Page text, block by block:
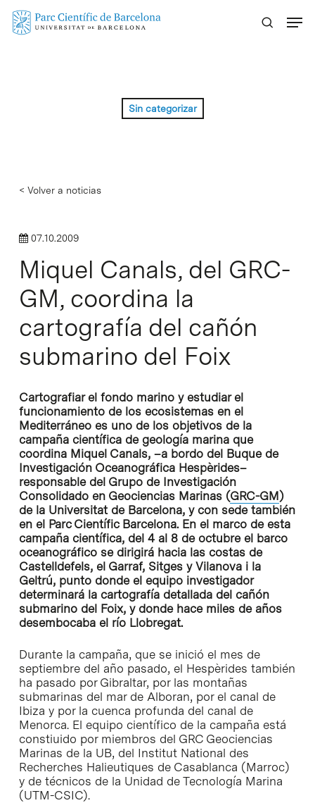
Skip
Sin categorizar
< Volver a noticias
07.10.2009
Miquel Canals, del GRC-
GM, coordina la
cartografía del cañón
submarino del Foix
Cartografiar el fondo marino y estudiar el
funcionamiento de los ecosistemas en el
Mediterráneo es uno de los objetivos de la
campaña científica de geología marina que
coordina Miquel Canals, –a bordo del Buque de
Investigación Oceanográfica Hespèrides–
responsable del Grupo de Investigación
Consolidado en Geociencias Marinas (GRC-GM)
de la Universitat de Barcelona, y con sede también
en el Parc Científic Barcelona. En el marco de esta
campaña científica, del 4 al 8 de octubre el barco
oceanográfico se dirigirá hacia las costas de
Castelldefels, el Garraf, Sitges y Vilanova i la
Geltrú, punto donde el equipo investigador
determinará la cartografía detallada del cañón
submarino del Foix, y donde hace miles de años
desembocaba el río Llobregat.
Durante la campaña, que se inició el mes de
septiembre del año pasado, el Hespèrides también
ha pasado por Gibraltar, por las montañas
submarinas del mar de Alboran, por el canal de
Ibiza y por la cuenca profunda del canal de
Menorca. El equipo científico de la campaña está
constiuido por miembros del GRC Geociencias
Marinas de la UB, del Institut National des
Recherches Halieutiques de Casablanca (Marroc)
y de técnicos de la Unidad de Tecnología Marina
(UTM-CSIC).